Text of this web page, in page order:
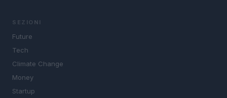
SEZIONI
Future
Tech
Climate Change
Money
Startup